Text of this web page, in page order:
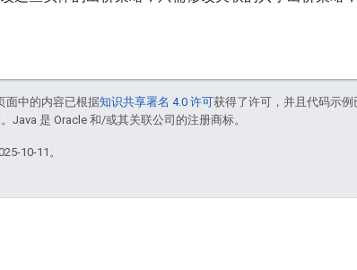
面中的内容已根据知识共享署名 4.0 许可获得了许可，并且代码示例
。Java 是 Oracle 和/或其关联公司的注册商标。
10-11。